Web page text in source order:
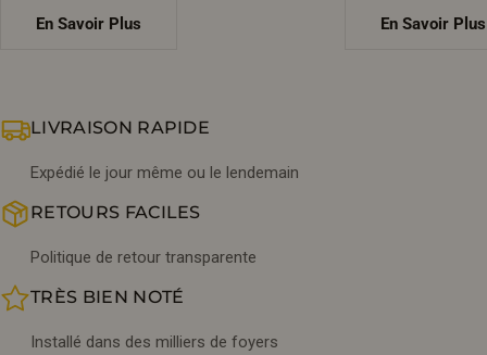
En Savoir Plus En Savoir Plus
LIVRAISON RAPIDE
Expédié le jour même ou le lendemain
RETOURS FACILES
Politique de retour transparente
TRÈS BIEN NOTÉ
Installé dans des milliers de foyers